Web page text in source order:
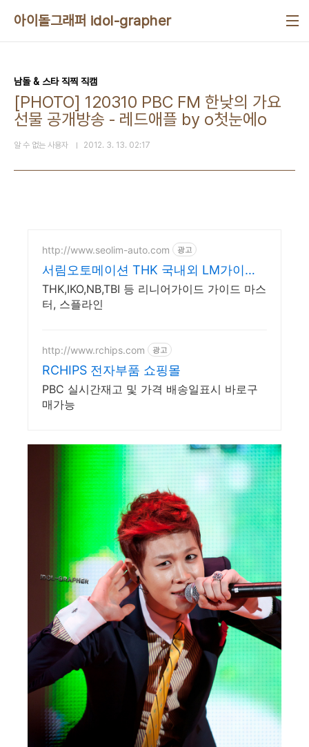
아이돌그래퍼 idol-grapher
남돌 & 스타 직찍 직캠
[PHOTO] 120310 PBC FM 한낮의 가요
선물 공개방송 - 레드애플 by o첫눈에o
알 수 없는 사용자 2012. 3. 13. 02:17
http://www.seolim-auto.com 광고
서림오토메이션 THK 국내외 LM가이드
전문
THK,IKO,NB,TBI 등 리니어가이드 가이드 마스
터, 스플라인
http://www.rchips.com 광고
RCHIPS 전자부품 쇼핑몰
PBC 실시간재고 및 가격 배송일표시 바로구
매가능